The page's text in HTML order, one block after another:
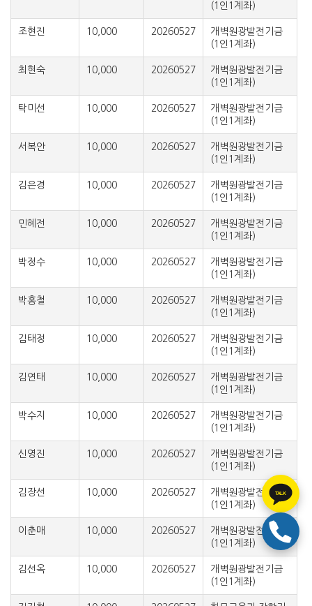
(1인1계좌)
조현진 10,000 20260527
개벽원광발전기금
(1인1계좌)
최현숙 10,000 20260527
개벽원광발전기금
(1인1계좌)
탁미선 10,000 20260527
개벽원광발전기금
(1인1계좌)
서복안 10,000 20260527
개벽원광발전기금
(1인1계좌)
김은경 10,000 20260527
개벽원광발전기금
(1인1계좌)
민혜전 10,000 20260527
개벽원광발전기금
(1인1계좌)
박정수 10,000 20260527
개벽원광발전기금
(1인1계좌)
박홍철 10,000 20260527
개벽원광발전기금
(1인1계좌)
김태정 10,000 20260527
개벽원광발전기금
(1인1계좌)
김연태 10,000 20260527
개벽원광발전기금
(1인1계좌)
박수지 10,000 20260527
개벽원광발전기금
(1인1계좌)
신영진 10,000 20260527
개벽원광발전기금
(1인1계좌)
김장선 10,000 20260527
개벽원광발전기금
(1인1계좌)
이춘매 10,000 20260527
개벽원광발전기금
(1인1계좌)
김선옥 10,000 20260527
개벽원광발전기금
(1인1계좌)
TALK